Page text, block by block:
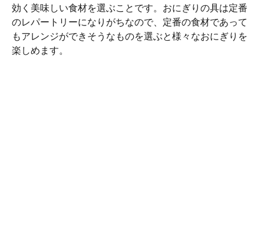
効く美味しい食材を選ぶことです。おにぎりの具は定番
のレパートリーになりがちなので、定番の食材であって
もアレンジができそうなものを選ぶと様々なおにぎりを
楽しめます。